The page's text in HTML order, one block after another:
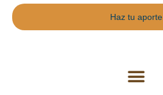
Haz tu aporte